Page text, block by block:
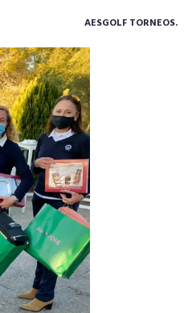
AESGOLF TORNEOS.